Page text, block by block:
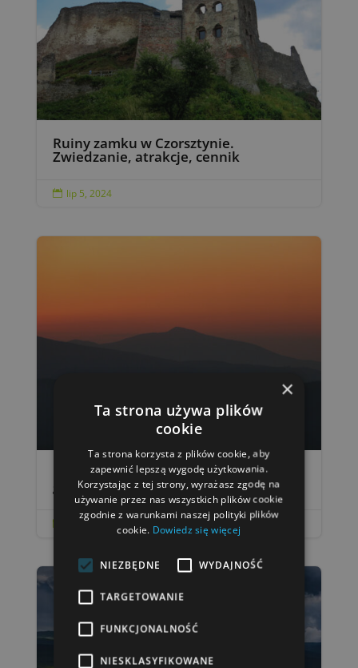
Ruiny zamku w Czorsztynie.
Zwiedzanie, atrakcje, cennik
 lip 5, 2024
Babia Góra – ile się idzie, jak dojechać,
gdzie nocować i inne pytania
 lip 5, 2024
×
Ta strona używa plików
cookie
Ta strona korzysta z plików cookie, aby
zapewnić lepszą wygodę użytkowania.
Korzystając z tej strony, wyrażasz zgodę na
używanie przez nas wszystkich plików cookie
zgodnie z warunkami naszej polityki plików
cookie. Dowiedz się więcej
NIEZBĘDNE WYDAJNOŚĆ
TARGETOWANIE
FUNKCJONALNOŚĆ
NIESKLASYFIKOWANE